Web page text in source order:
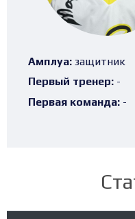
Амплуа: защитник
Первый тренер: -
Первая команда: -